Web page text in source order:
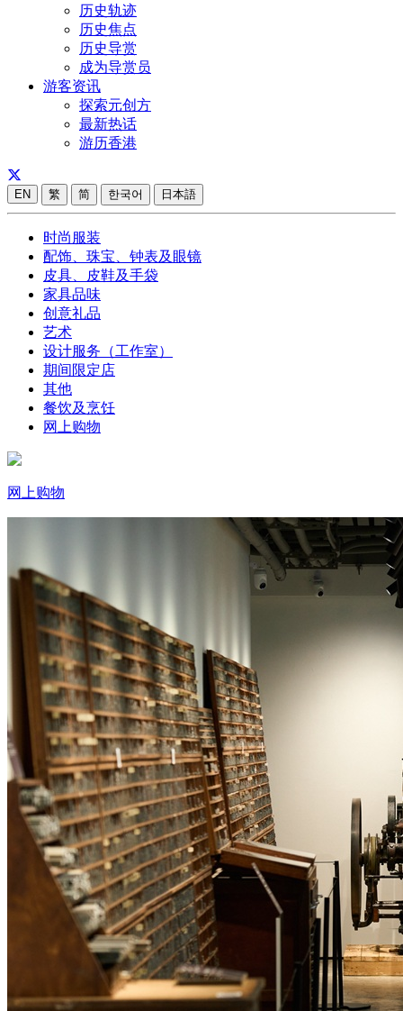
历史轨迹
历史焦点
历史导赏
成为导赏员
游客资讯
探索元创方
最新热话
游历香港
EN 繁 简 한국어 日本語
时尚服装
配饰、珠宝、钟表及眼镜
皮具、皮鞋及手袋
家具品味
创意礼品
艺术
设计服务（工作室）
期间限定店
其他
餐饮及烹饪
网上购物
网上购物